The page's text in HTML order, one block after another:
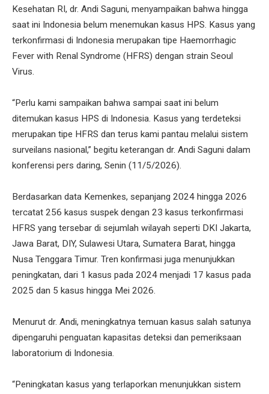
Kesehatan RI, dr. Andi Saguni, menyampaikan bahwa hingga
saat ini Indonesia belum menemukan kasus HPS. Kasus yang
terkonfirmasi di Indonesia merupakan tipe Haemorrhagic
Fever with Renal Syndrome (HFRS) dengan strain Seoul
Virus.
“Perlu kami sampaikan bahwa sampai saat ini belum
ditemukan kasus HPS di Indonesia. Kasus yang terdeteksi
merupakan tipe HFRS dan terus kami pantau melalui sistem
surveilans nasional,” begitu keterangan dr. Andi Saguni dalam
konferensi pers daring, Senin (11/5/2026).
Berdasarkan data Kemenkes, sepanjang 2024 hingga 2026
tercatat 256 kasus suspek dengan 23 kasus terkonfirmasi
HFRS yang tersebar di sejumlah wilayah seperti DKI Jakarta,
Jawa Barat, DIY, Sulawesi Utara, Sumatera Barat, hingga
Nusa Tenggara Timur. Tren konfirmasi juga menunjukkan
peningkatan, dari 1 kasus pada 2024 menjadi 17 kasus pada
2025 dan 5 kasus hingga Mei 2026.
Menurut dr. Andi, meningkatnya temuan kasus salah satunya
dipengaruhi penguatan kapasitas deteksi dan pemeriksaan
laboratorium di Indonesia.
“Peningkatan kasus yang terlaporkan menunjukkan sistem